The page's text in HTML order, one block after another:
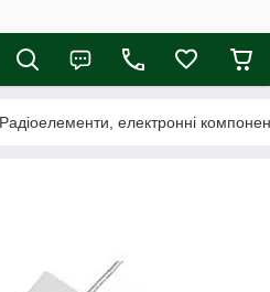
Радіоелементи, електронні